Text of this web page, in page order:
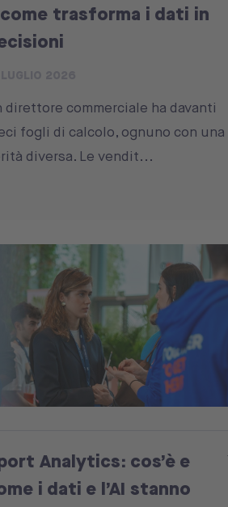
trasforma i dati in
direttore commerciale ha davanti
fogli di calcolo, ognuno con una
diversa. Le vendit...
Analytics: cos’è e
i dati e l’AI stanno